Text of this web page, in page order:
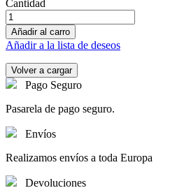
Cantidad
Añadir al carro
Añadir a la lista de deseos
Pago Seguro
Pasarela de pago seguro.
Envíos
Realizamos envíos a toda Europa
Devoluciones